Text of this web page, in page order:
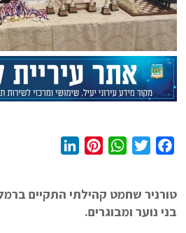
e
b
t
t
W
t
s
t
k
טורניר שחמט קהילתי התקיים
בני נוער ומבוגרים.